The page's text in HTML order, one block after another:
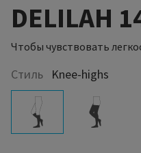
DELILAH
Чтобы чувствовать
Стиль Knee-highs